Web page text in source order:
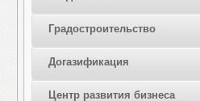
Градостроительство
Догазификация
Центр развития бизнеса